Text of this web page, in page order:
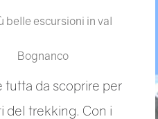
belle escursioni in val
Bognanco
tutta da scoprire per
del trekking. Con i